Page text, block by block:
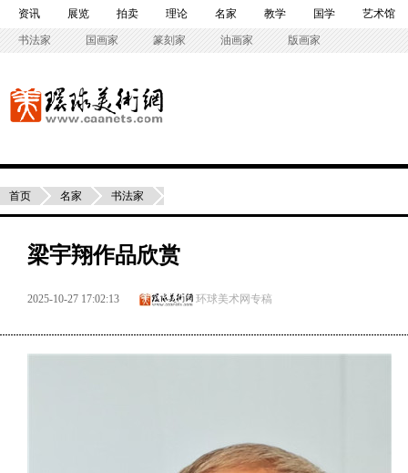
资讯 展览 拍卖 理论 名家 教学 国学 艺术馆
书法家 国画家 篆刻家 油画家 版画家
首页 名家 书法家
梁宇翔作品欣赏
2025-10-27 17:02:13 环球美术网专稿